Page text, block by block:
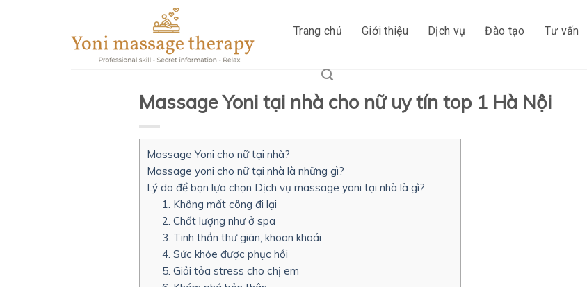
Trang chủ Giới thiệu Dịch vụ Đào tạo Tư vấn
Massage Yoni tại nhà cho nữ uy tín top 1 Hà Nội
Massage Yoni cho nữ tại nhà?
Massage yoni cho nữ tại nhà là những gì?
Lý do để bạn lựa chọn Dịch vụ massage yoni tại nhà là gì?
1. Không mất công đi lại
2. Chất lượng như ở spa
3. Tinh thần thư giãn, khoan khoái
4. Sức khỏe được phục hồi
5. Giải tỏa stress cho chị em